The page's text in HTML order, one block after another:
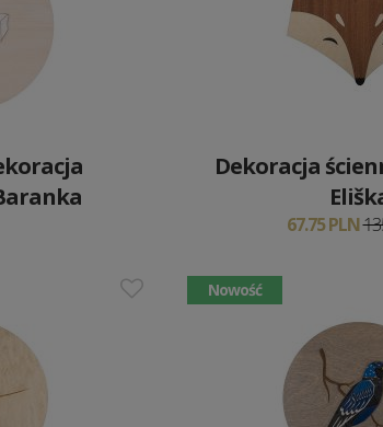
Dekoracja
67.75 PLN
Nowość